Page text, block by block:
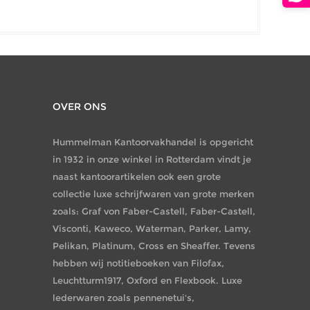
OVER ONS
Hummelman Kantoorvakhandel is opgericht
in 1932 in onze winkel in Rotterdam vindt je
naast kantoorartikelen ook een grote
collectie luxe schrijfwaren van grote merken
zoals: Graf von Faber-Castell, Faber-Castell,
Visconti, Kaweco, Waterman, Parker, Lamy,
Pelikan, Platinum, Cross en Sheaffer. Tevens
hebben wij notitieboeken van Filofax,
Leuchtturm1917, Oxford en Flexbook. Luxe
lederwaren zoals pennenetui's,